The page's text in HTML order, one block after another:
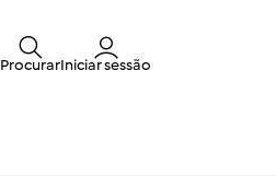
ProcurarIniciar sessão